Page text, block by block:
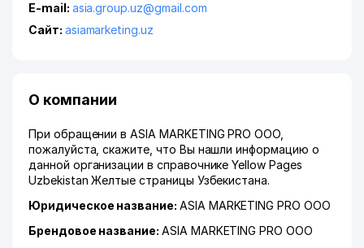
E-mail: asia.group.uz@gmail.com
Сайт: asiamarketing.uz
О компании
При обращении в ASIA MARKETING PRO ООО,
пожалуйста, скажите, что Вы нашли информацию о
данной организации в справочнике Yellow Pages
Uzbekistan Желтые страницы Узбекистана.
Юридическое название: ASIA MARKETING PRO ООО
Брендовое название: ASIA MARKETING PRO ООО